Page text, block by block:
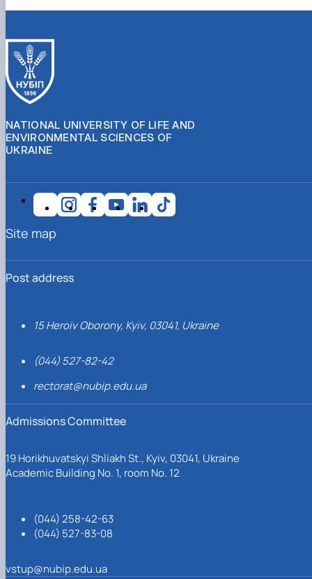
NATIONAL UNIVERSITY OF LIFE AND
ENVIRONMENTAL SCIENCES OF
UKRAINE
Post address
15 Heroiv Oborony, Kyiv, 03041, Ukraine
(044) 527-82-42
rectorat@nubip.edu.ua
Admissions Committee
19 Horikhuvatskyi Shliakh St., Kyiv, 03041, Ukraine
Academic Building No. 1, room No. 12
(044) 258-42-63
(044) 527-83-08
vstup@nubip.edu.ua
Site map